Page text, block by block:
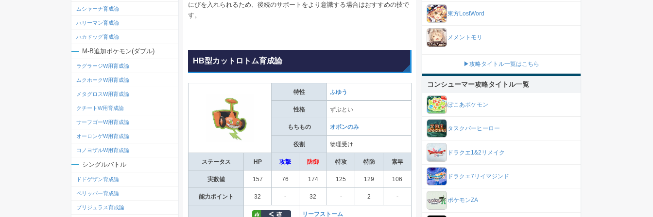
にびを入れられるため、後続のサポートをより意識する場合はおすすめの技で
す。
HB型カットロトム育成論
特性 ふゆう
性格 ずぶとい
もちもの オボンのみ
役割 物理受け
ステータス HP 攻撃 防御 特攻 特防 素早
実数値 157 76 174 125 129 106
能力ポイント 32 - 32 - 2 -
リーフストーム
ムシャーナ育成論
ハリーマン育成論
ハカドッグ育成論
M-B追加ポケモン(ダブル)
ラグラージW用育成論
ムクホークW用育成論
メタグロスW用育成論
クチートW用育成論
サーフゴーW用育成論
オーロンゲW用育成論
コノヨザルW用育成論
シングルバトル
ドドゲザン育成論
ペリッパー育成論
ブリジュラス育成論
東方LostWord
メメントモリ
▶攻略タイトル一覧はこちら
コンシューマー攻略タイトル一覧
ぽこあポケモン
タスクバーヒーロー
ドラクエ1&2リメイク
ドラクエ7リイマジンド
ポケモンZA